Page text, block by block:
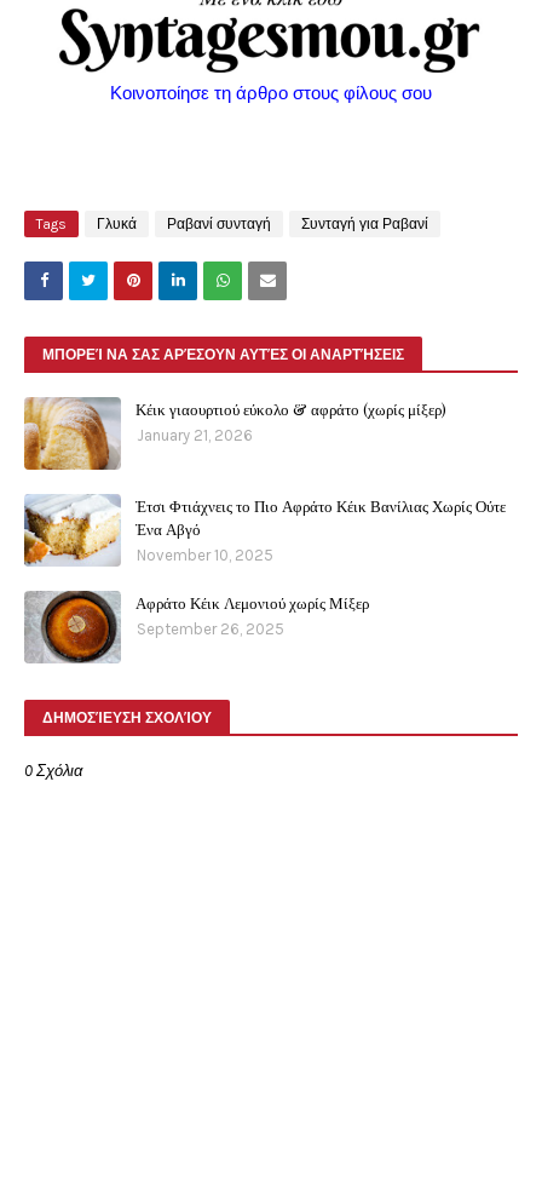
Κοινοποίησε τη άρθρο στους φίλους σου
Tags Γλυκά Ραβανί συνταγή Συνταγή για Ραβανί
ΜΠΟΡΕΊ ΝΑ ΣΑΣ ΑΡΈΣΟΥΝ ΑΥΤΈΣ ΟΙ ΑΝΑΡΤΉΣΕΙΣ
Κέικ γιαουρτιού εύκολο & αφράτο (χωρίς μίξερ)
January 21, 2026
Έτσι Φτιάχνεις το Πιο Αφράτο Κέικ Βανίλιας Χωρίς Ούτε
Ένα Αβγό
November 10, 2025
Αφράτο Κέικ Λεμονιού χωρίς Μίξερ
September 26, 2025
ΔΗΜΟΣΊΕΥΣΗ ΣΧΟΛΊΟΥ
0 Σχόλια